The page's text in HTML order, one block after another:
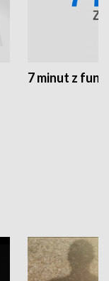
7 minut z